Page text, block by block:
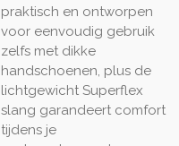
praktisch en ontworpen
voor eenvoudig gebruik
zelfs met dikke
handschoenen, plus de
lichtgewicht Superflex
slang garandeert comfort
tijdens je